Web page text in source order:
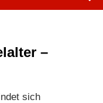
–
sich